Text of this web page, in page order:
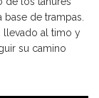
base de trampas.
llevado al timo y
su camino